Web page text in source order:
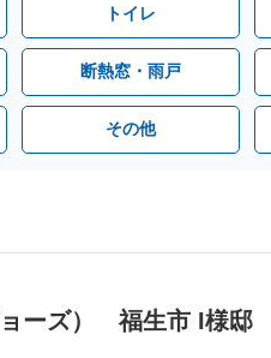
トイレ
断熱窓・雨戸
その他
ーズ） 福生市 I様邸